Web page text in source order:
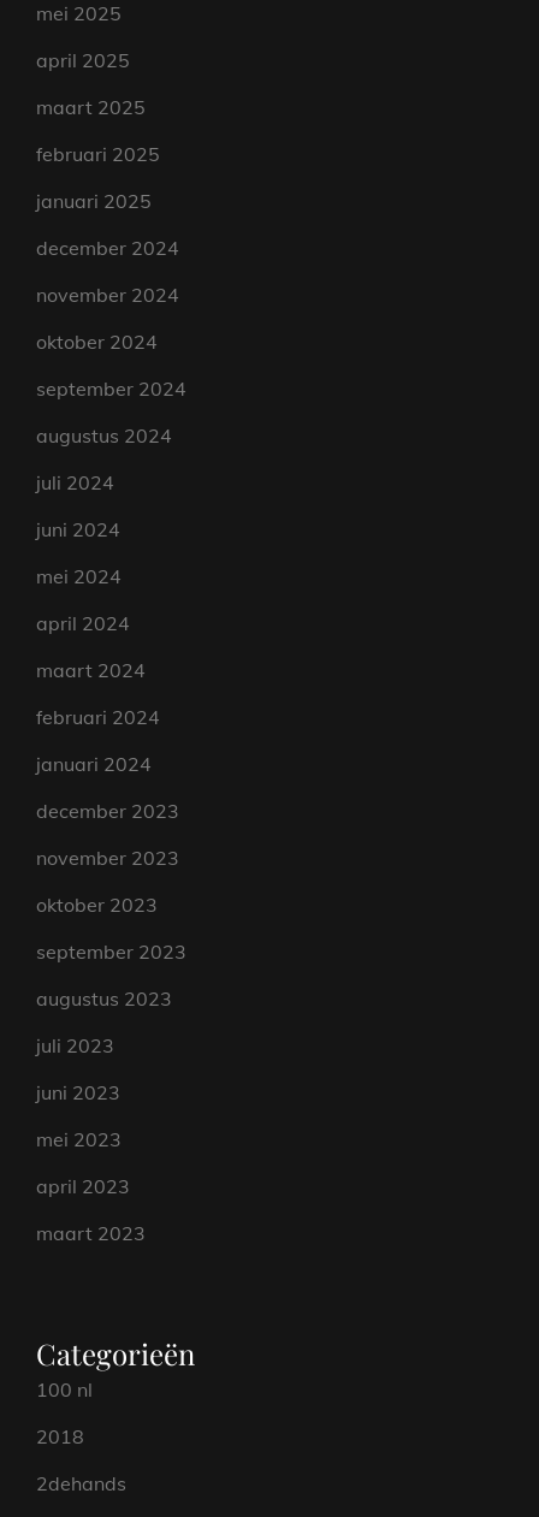
mei 2025
april 2025
maart 2025
februari 2025
januari 2025
december 2024
november 2024
oktober 2024
september 2024
augustus 2024
juli 2024
juni 2024
mei 2024
april 2024
maart 2024
februari 2024
januari 2024
december 2023
november 2023
oktober 2023
september 2023
augustus 2023
juli 2023
juni 2023
mei 2023
april 2023
maart 2023
Categorieën
100 nl
2018
2dehands